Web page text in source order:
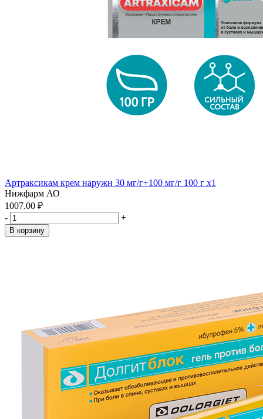
Артраксикам крем наружн 30 мг/г+100 мг/г 100 г x1
Нижфарм АО
1007.00 ₽
-
+
В корзину